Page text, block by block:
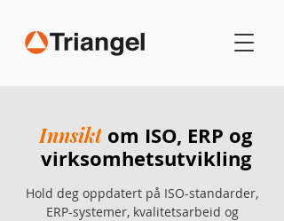
Innsikt om ISO, ERP og
virksomhetsutvikling
Hold deg oppdatert på ISO-standarder,
ERP-systemer, kvalitetsarbeid og